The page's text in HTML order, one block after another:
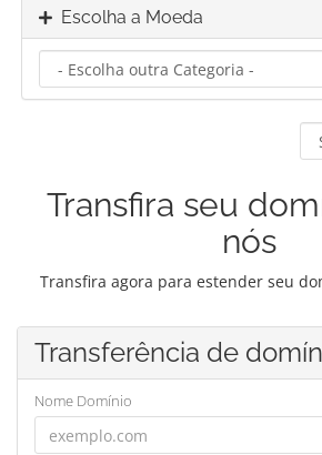
Escolha a Moeda
Transfira seu
nós
Transfira agora para estender seu
Transferência de
Nome Domínio